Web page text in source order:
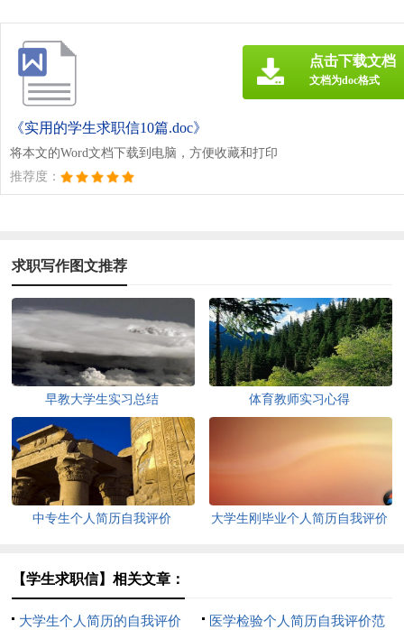
《实用的学生求职信10篇.doc》
将本文的Word文档下载到电脑，方便收藏和打印
推荐度：
点击下载文档
文档为doc格式
求职写作图文推荐
早教大学生实习总结 体育教师实习心得
中专生个人简历自我评价 大学生刚毕业个人简历自我评价
【学生求职信】相关文章：
大学生个人简历的自我评价 医学检验个人简历自我评价范